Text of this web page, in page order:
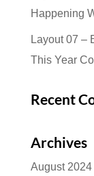
Happening
Layout 07 –
This Year
Recent
Archives
August 2024